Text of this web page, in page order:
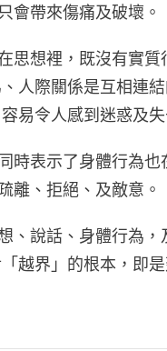
會帶來傷痛及破壞。
思想裡，既沒有實
人際關係是互相連
易令人感到迷惑及
時表示了身體行為
離、拒絕、及敵意。
、說話、身體行為
越界」的根本，即